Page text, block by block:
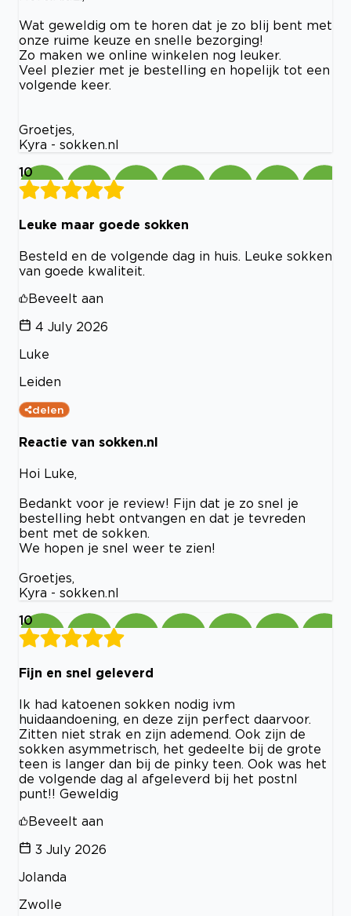
Wat geweldig om te horen dat je zo blij bent met
onze ruime keuze en snelle bezorging!
Zo maken we online winkelen nog leuker.
Veel plezier met je bestelling en hopelijk tot een
volgende keer.
Groetjes,
Kyra - sokken.nl
10
Leuke maar goede sokken
Besteld en de volgende dag in huis. Leuke sokken
van goede kwaliteit.
Beveelt aan
4 July 2026
Luke
Leiden
delen
Reactie van sokken.nl
Hoi Luke,
Bedankt voor je review! Fijn dat je zo snel je
bestelling hebt ontvangen en dat je tevreden
bent met de sokken.
We hopen je snel weer te zien!
Groetjes,
Kyra - sokken.nl
10
Fijn en snel geleverd
Ik had katoenen sokken nodig ivm
huidaandoening, en deze zijn perfect daarvoor.
Zitten niet strak en zijn ademend. Ook zijn de
sokken asymmetrisch, het gedeelte bij de grote
teen is langer dan bij de pinky teen. Ook was het
de volgende dag al afgeleverd bij het postnl
punt!! Geweldig
Beveelt aan
3 July 2026
Jolanda
Zwolle